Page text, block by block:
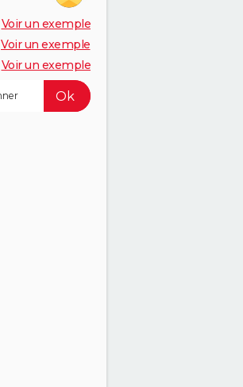
Voir un exemple
Voir un exemple
Voir un exemple